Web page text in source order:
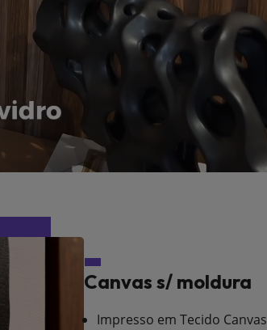
Canvas s/ moldura
Impresso em Tecido Canvas